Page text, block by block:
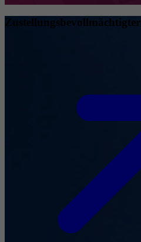
Zustellungsbevollmächtigter